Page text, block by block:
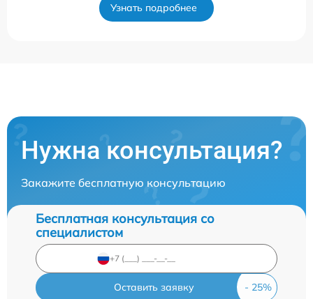
Узнать подробнее
Нужна консультация?
Закажите бесплатную консультацию
Бесплатная консультация со
специалистом
Оставить заявку